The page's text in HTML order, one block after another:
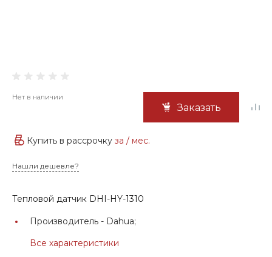
Нет в наличии
Заказать
Купить в рассрочку за / мес.
Нашли дешевле?
Тепловой датчик DHI-HY-1310
Производитель - Dahua;
Все характеристики